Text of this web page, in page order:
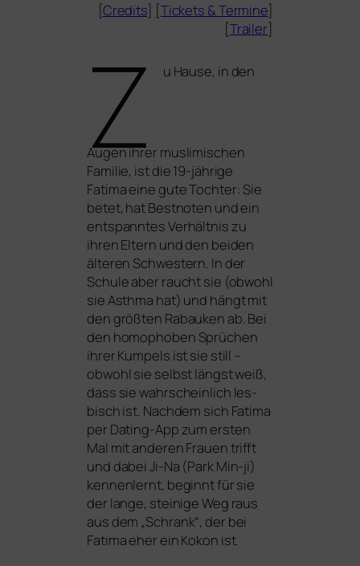
[Credits] [Tickets &Termine]
[Trailer]
Z u Hause, in den
Augen ihrer mus­li­mi­schen
Familie, ist die 19-jäh­ri­ge
Fatima eine gute Tochter: Sie
betet, hat Bestnoten und ein
ent­spann­tes Verhältnis zu
ihren Eltern und den bei­den
älte­ren Schwestern. In der
Schule aber raucht sie (obwohl
sie Asthma hat) und hängt mit
den größ­ten Rabauken ab. Bei
den homo­pho­ben Sprüchen
ihrer Kumpels ist sie still –
obwohl sie selbst längst weiß,
dass sie wahr­schein­lich les­
bisch ist. Nachdem sich Fatima
per Dating-App zum ers­ten
Mal mit ande­ren Frauen trifft
und dabei Ji-Na (Park Min-ji)
ken­nen­lernt, beginnt für sie
der lan­ge, stei­ni­ge Weg raus
aus dem „Schrank“, der bei
Fatima eher ein Kokon ist.